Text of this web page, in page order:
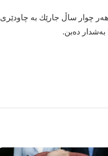
هه‌ر چوار ساڵ جارێك به‌ چاودێری